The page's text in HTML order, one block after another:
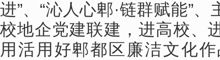
进”、“沁人心郫·链群赋能”
校地企党建联建，进高校、
用活用好郫都区廉洁文化